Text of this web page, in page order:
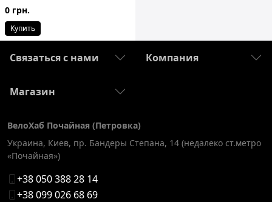
0 грн.
Купить
Связаться с нами Компания
Магазин
ВелоХаб Почайная (Петровка)
Украина, Киев, пр. Бандеры Степана, 14 (недалеко ст.метро
«Почайная»)
+38 050 388 28 14
+38 099 026 68 69